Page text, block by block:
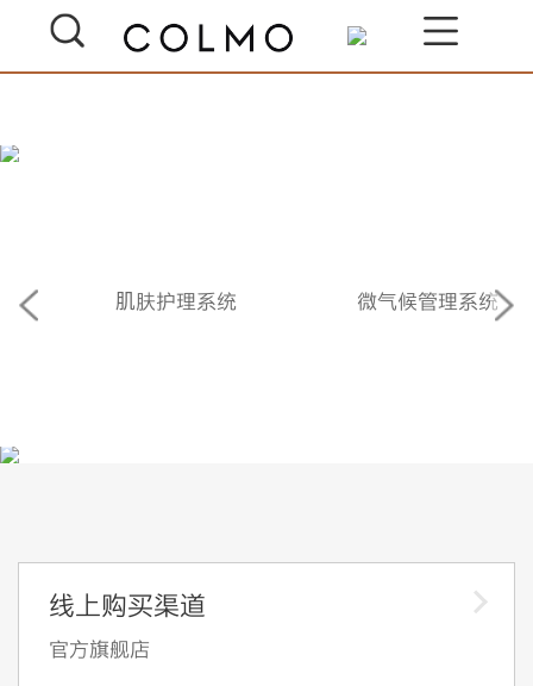
理享卫浴场景解决方案
肌肤护理系统 微气候管理系统
线上购买渠道
官方旗舰店